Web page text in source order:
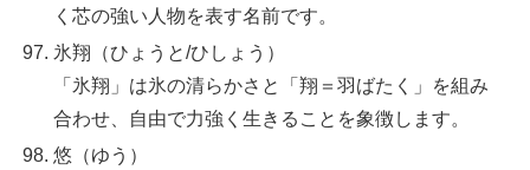
く芯の強い人物を表す名前です。
氷翔（ひょうと/ひしょう）
「氷翔」は氷の清らかさと「翔＝羽ばたく」を組み
合わせ、自由で力強く生きることを象徴します。
悠（ゆう）